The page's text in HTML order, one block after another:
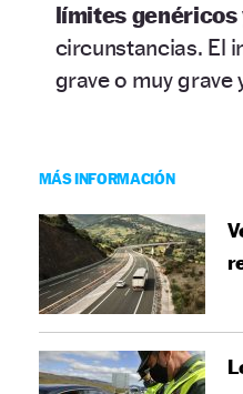
límites
circunstancias. El
grave o muy grave
MÁS INFORMACIÓN